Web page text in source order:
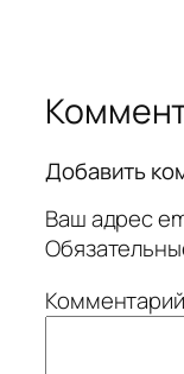
Добавить
Ваш адрес
Комментарий